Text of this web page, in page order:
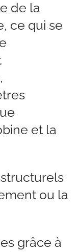
de la
ce qui se
et la
ou la
grâce à